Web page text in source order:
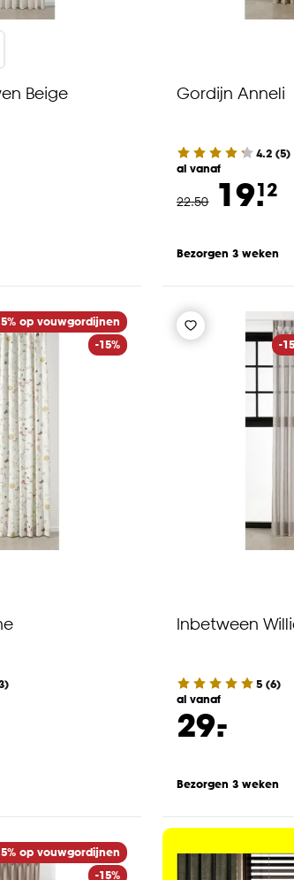
Beige Gordijn Anneli
4.2 (5)
al vanaf
22.50 19.12
Bezorgen 3 weken
op vouwgordijnen
-15%
)
-
Inbetween
5 (6)
al vanaf
29.
-
Bezorgen 3 weken
op vouwgordijnen
-15%